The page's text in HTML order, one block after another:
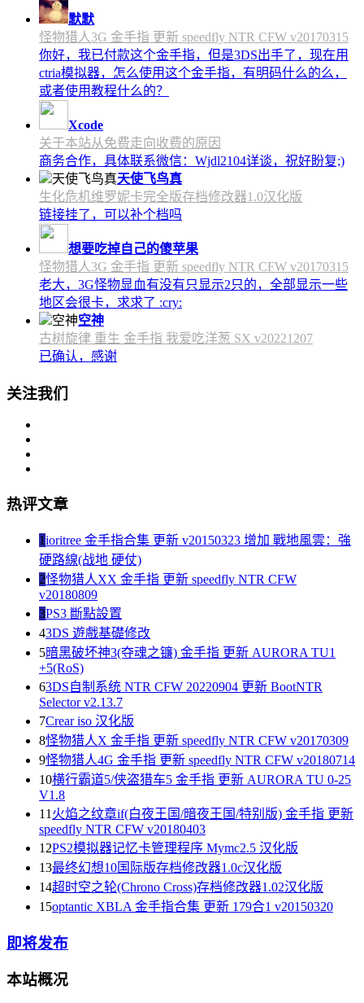
默默
怪物猎人3G 金手指 更新 speedfly NTR CFW v20170315
你好，我已付款这个金手指，但是3DS出手了，现在用
ctria模拟器，怎么使用这个金手指，有明码什么的么，
或者使用教程什么的？
Xcode
关于本站从免费走向收费的原因
商务合作，具体联系微信：Wjdl2104详谈，祝好盼复;)
天使飞鸟真
生化危机维罗妮卡完全版存档修改器1.0汉化版
链接挂了，可以补个档吗
想要吃掉自己的傻苹果
怪物猎人3G 金手指 更新 speedfly NTR CFW v20170315
老大，3G怪物显血有没有只显示2只的，全部显示一些
地区会很卡，求求了 :cry:
空神
古树旋律 重生 金手指 我爱吃洋葱 SX v20221207
已确认，感谢
关注我们
热评文章
1ioritree 金手指合集 更新 v20150323 增加 戰地風雲：強
硬路線(战地 硬仗)
2怪物猎人XX 金手指 更新 speedfly NTR CFW
v20180809
3PS3 斷點設置
43DS 遊戲基礎修改
5暗黑破坏神3(夺魂之镰) 金手指 更新 AURORA TU1
+5(RoS)
63DS自制系统 NTR CFW 20220904 更新 BootNTR
Selector v2.13.7
7Crear iso 汉化版
8怪物猎人X 金手指 更新 speedfly NTR CFW v20170309
9怪物猎人4G 金手指 更新 speedfly NTR CFW v20180714
10横行霸道5/侠盗猎车5 金手指 更新 AURORA TU 0-25
V1.8
11 火焰之纹章if(白夜王国/暗夜王国/特别版) 金手指 更新
speedfly NTR CFW v20180403
12PS2模拟器记忆卡管理程序 Mymc2.5 汉化版
13最终幻想10国际版存档修改器1.0c汉化版
14超时空之轮(Chrono Cross)存档修改器1.02汉化版
15optantic XBLA 金手指合集 更新 179合1 v20150320
即将发布
本站概况